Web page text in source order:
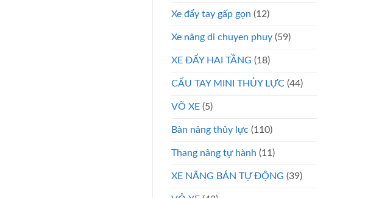
Xe đẩy tay gấp gọn (12)
Xe nâng di chuyen phuy (59)
XE ĐẨY HAI TẦNG (18)
CẨU TAY MINI THỦY LỰC (44)
VÕ XE (5)
Bàn nâng thủy lực (110)
Thang nâng tự hành (11)
XE NÂNG BÁN TỰ ĐỘNG (39)